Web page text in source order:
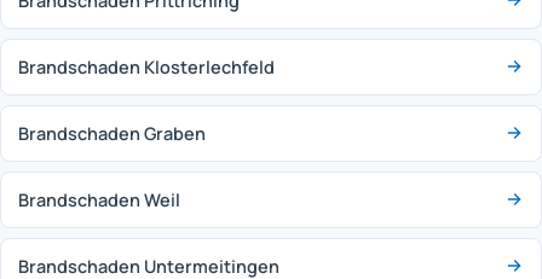
Brandschaden Klosterlechfeld
Brandschaden Graben
Brandschaden Weil
Brandschaden Untermeitingen